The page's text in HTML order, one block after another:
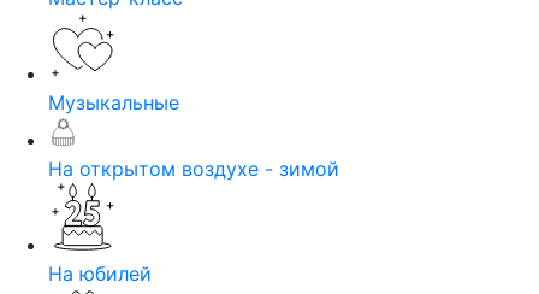
Музыкальные
На открытом воздухе - зимой
На юбилей